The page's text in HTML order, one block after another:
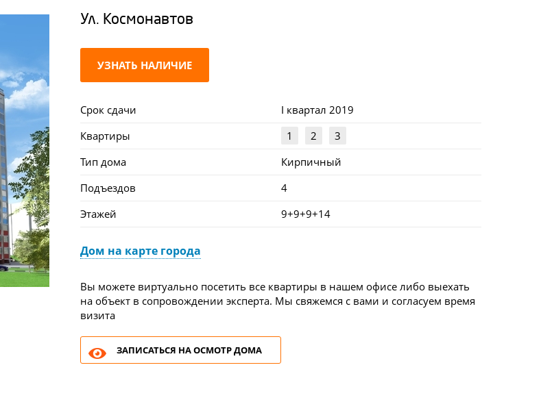
Ул. Космонавтов
УЗНАТЬ НАЛИЧИЕ
Срок сдачи
I квартал 2019
Квартиры
1 2
3
Тип дома
Кирпичный
Подъездов
4
Этажей
9+9+9+14
Дом на карте города
Вы можете виртуально посетить все квартиры в нашем офисе либо выехать
на объект в сопровождении эксперта. Мы свяжемся с вами и согласуем время
визита
ЗАПИСАТЬСЯ НА ОСМОТР ДОМА